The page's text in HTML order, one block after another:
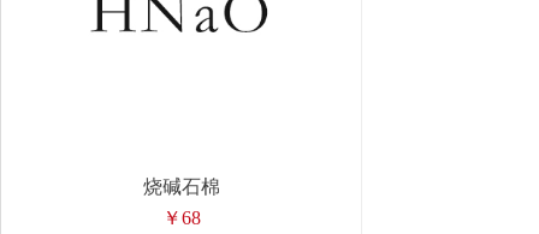
烧碱石棉
￥68